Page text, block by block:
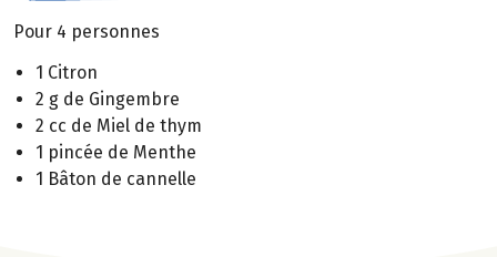
Pour 4 personnes
1 Citron
2 g de Gingembre
2 cc de Miel de thym
1 pincée de Menthe
1 Bâton de cannelle